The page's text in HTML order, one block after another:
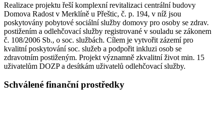
Realizace projektu řeší komplexní revitalizaci centrální budovy
Domova Radost v Merklíně u Přeštic, č. p. 194, v níž jsou
poskytovány pobytové sociální služby domovy pro osoby se zdrav.
postižením a odlehčovací služby registrované v souladu se zákonem
č. 108/2006 Sb., o soc. službách. Cílem je vytvořit zázemí pro
kvalitní poskytování soc. služeb a podpořit inkluzi osob se
zdravotním postiženým. Projekt významně zkvalitní život min. 15
uživatelům DOZP a desítkám uživatelů odlehčovací služby.
Schválené finanční prostředky